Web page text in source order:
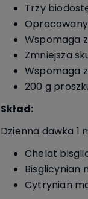
Trzy
Wspomaga
Zmniejsza
Wspomaga
200 g
Skład:
Dzienna dawka 1
Chelat
Bisglicynian
Cytrynian